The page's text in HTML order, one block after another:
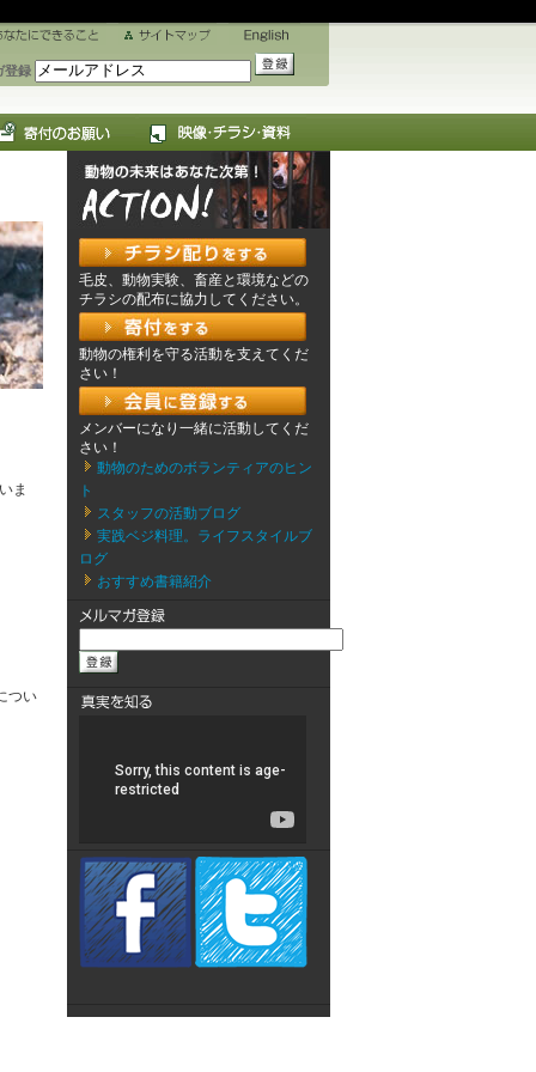
登録
ま
つい
毛皮、動物実験、畜産と環境などの
チラシの配布に協力してください。
動物の権利を守る活動を支えてくだ
さい！
メンバーになり一緒に活動してくだ
さい！
動物のためのボランティアのヒン
ト
スタッフの活動ブログ
実践ベジ料理。ライフスタイルブ
ログ
おすすめ書籍紹介